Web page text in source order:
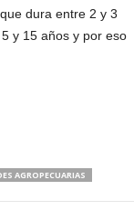
dura entre 2 y 3
y 15 años y por eso
AGROPECUARIAS